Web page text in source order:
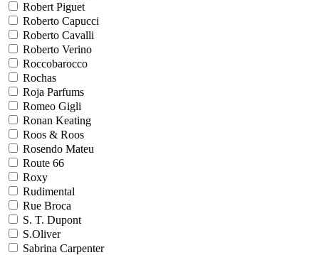
Robert Piguet
Roberto Capucci
Roberto Cavalli
Roberto Verino
Roccobarocco
Rochas
Roja Parfums
Romeo Gigli
Ronan Keating
Roos & Roos
Rosendo Mateu
Route 66
Roxy
Rudimental
Rue Broca
S. T. Dupont
S.Oliver
Sabrina Carpenter